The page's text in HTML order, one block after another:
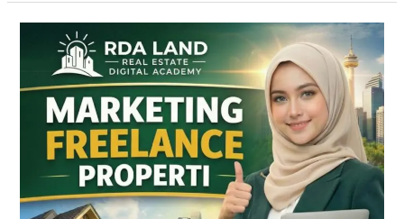
REKRUTMEN
MARKETING
FREELANCE
Properti
Tanpa
Modal
LAND